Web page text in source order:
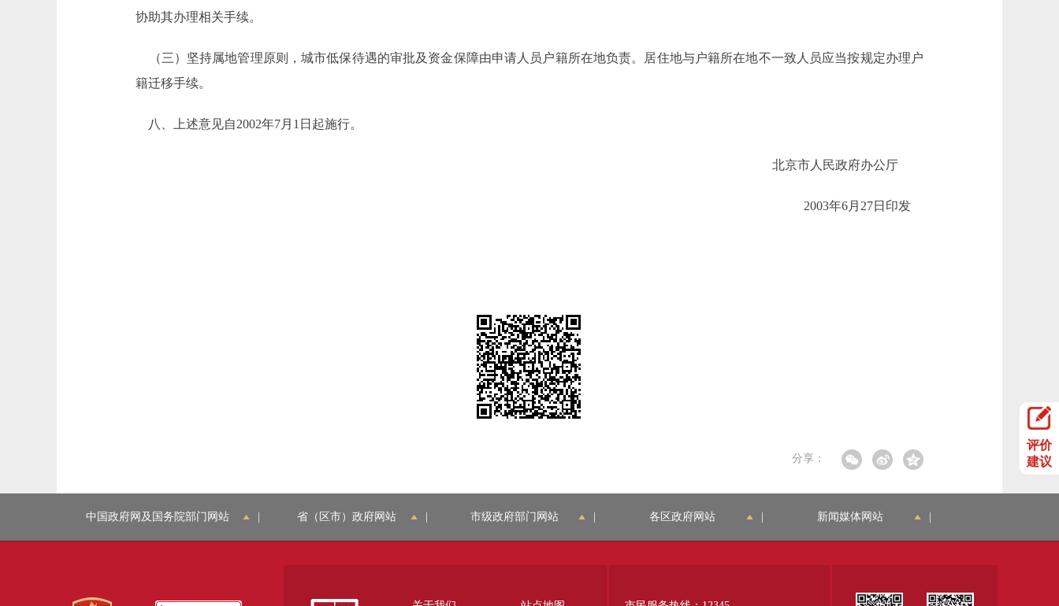
协助其办理相关手续。
（三）坚持属地管理原则，城市低保待遇的审批及资金保障由申请人员户籍所在地负责。居住地与户籍所在地不一致人员应当按规定办理户
籍迁移手续。
八、上述意见自2002年7月1日起施行。
北京市人民政府办公厅
2003年6月27日印发
分享：
评价
建议
中国政府网及国务院部门网站 省（区市）政府网站 市级政府部门网站 各区政府网站 新闻媒体网站